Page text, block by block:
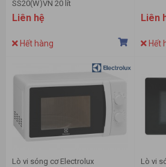
SS20(W)VN 20 lít
Liên hệ
Hết hàng
Liên
Hết
Lò vi sóng cơ Electrolux
Lò vi